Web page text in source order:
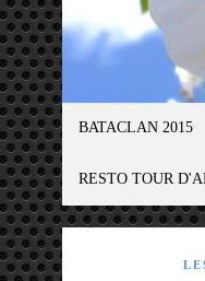
BATACLAN 2015
RESTO TOUR